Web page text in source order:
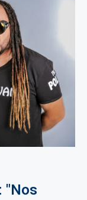
"Nos